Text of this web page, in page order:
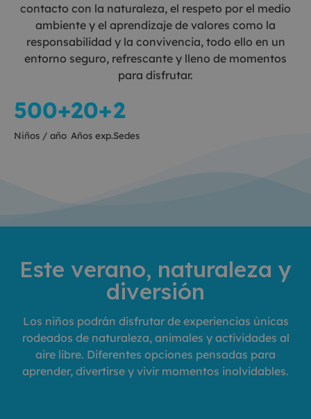
contacto con la naturaleza, el respeto por el medio
ambiente y el aprendizaje de valores como la
responsabilidad y la convivencia, todo ello en un
entorno seguro, refrescante y lleno de momentos
para disfrutar.
500+
Niños / año
20+
Años exp.
2
Sedes
Este verano, naturaleza y
diversión
Los niños podrán disfrutar de experiencias únicas
rodeados de naturaleza, animales y actividades al
aire libre. Diferentes opciones pensadas para
aprender, divertirse y vivir momentos inolvidables.